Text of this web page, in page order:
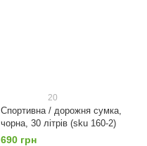
20
Спортивна / дорожня сумка,
чорна, 30 літрів (sku 160-2)
690 грн